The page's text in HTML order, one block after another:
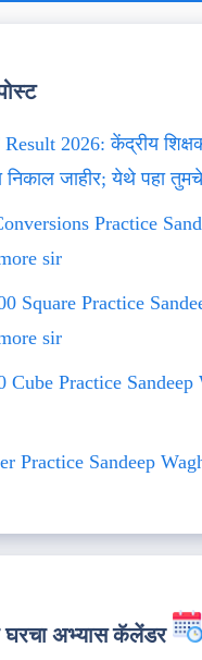
2026: केंद्रीय
निकाल जाहीर; येथे पहा
Practice
sir
Square Practice
sir
Cube Practice Sandeep
Practice Sandeep
घरचा अभ्यास कॅलेंडर